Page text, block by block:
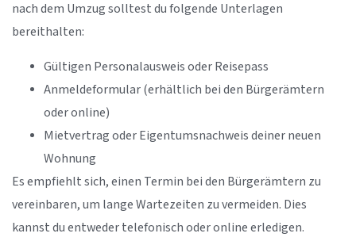
nach dem Umzug solltest du folgende Unterlagen
bereithalten:
Gültigen Personalausweis oder Reisepass
Anmeldeformular (erhältlich bei den Bürgerämtern
oder online)
Mietvertrag oder Eigentumsnachweis deiner neuen
Wohnung
Es empfiehlt sich, einen Termin bei den Bürgerämtern zu
vereinbaren, um lange Wartezeiten zu vermeiden. Dies
kannst du entweder telefonisch oder online erledigen.